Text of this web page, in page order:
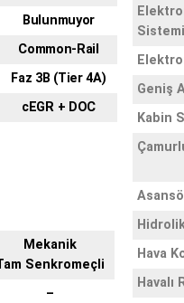
Bulunmuyor
Common-Rail
Faz 3B (Tier 4A)
cEGR + DOC
Mekanik
Senkromeçli
–
Sistemi
Geniş
Kabin
Hava
Havalı